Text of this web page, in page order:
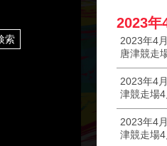
2023年
2023年4
唐津競走
2023年4
津競走場
2023年4
津競走場